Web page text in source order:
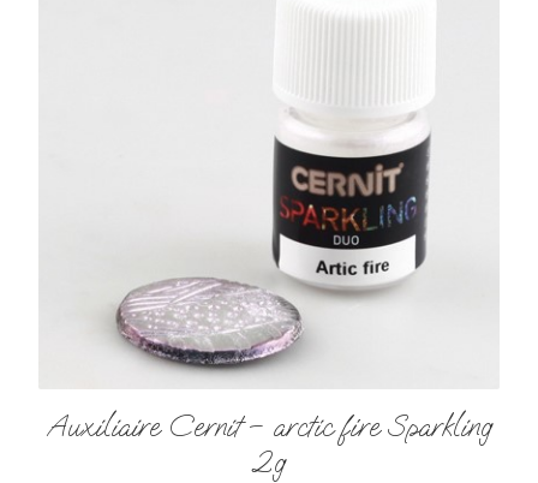
Auxiliaire Cernit – arctic fire Sparkling
2g